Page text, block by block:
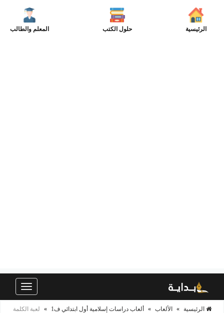
الرئيسية حلول الكتب المعلم والطالب
Toggle
الرئيسية » الألعاب » ألعاب دراسات إسلامية أول ابتدائي ف1 »
لعبة الكلمة